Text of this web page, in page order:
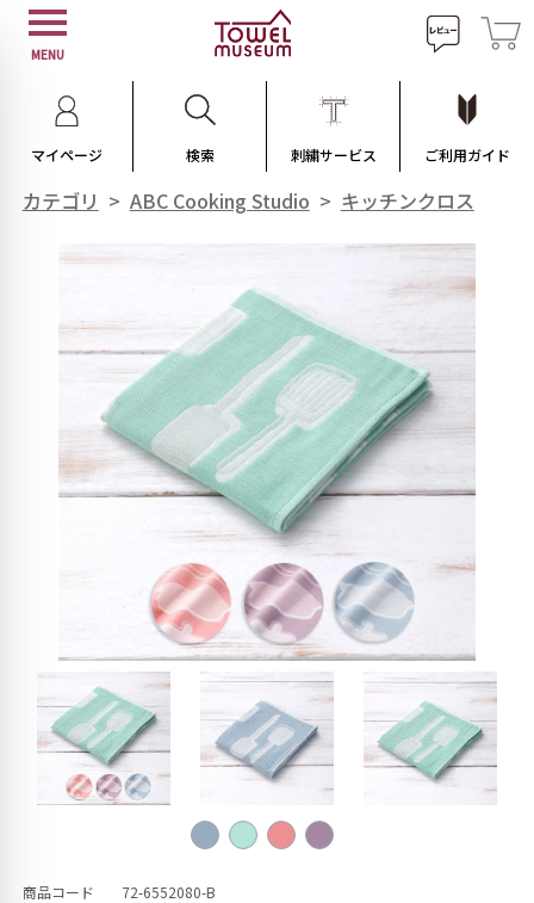
MENU
マイページ 検索 刺繍サービス ご利用ガイド
カテゴリ > ABC Cooking Studio > キッチンクロス
商品コード 72-6552080-B